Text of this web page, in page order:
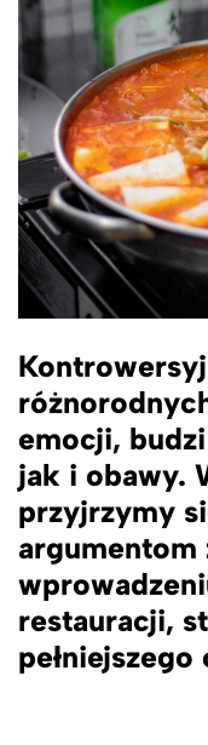
emocji,
jak i obawy.
przyjrzymy
argumentom
restauracji,